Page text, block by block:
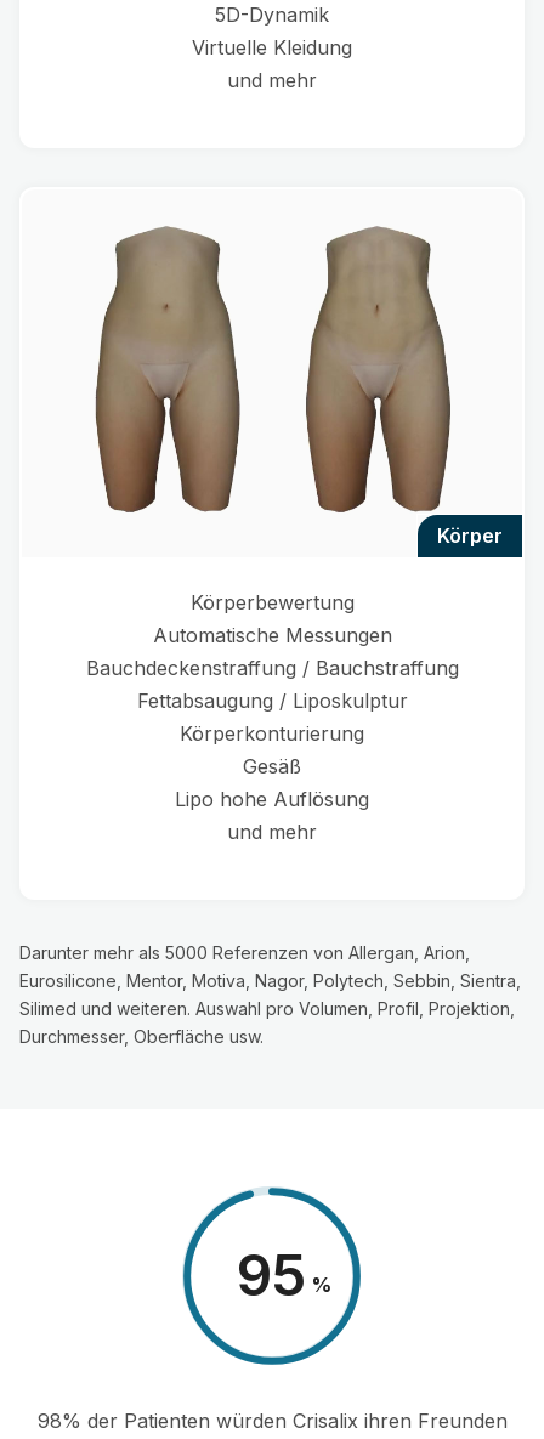
5D-Dynamik
Virtuelle Kleidung
und mehr
körper
Körperbewertung
Automatische Messungen
Bauchdeckenstraffung / Bauchstraffung
Fettabsaugung / Liposkulptur
Körperkonturierung
Gesäß
Lipo hohe Auflösung
und mehr
Darunter mehr als 5000 Referenzen von Allergan, Arion,
Eurosilicone, Mentor, Motiva, Nagor, Polytech, Sebbin, Sientra,
Silimed und weiteren. Auswahl pro Volumen, Profil, Projektion,
Durchmesser, Oberfläche usw.
98 %
98% der Patienten würden Crisalix ihren Freunden